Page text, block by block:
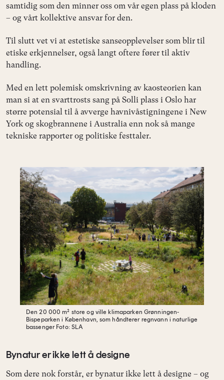
samtidig som den minner oss om vår egen plass på kloden
– og vårt kollektive ansvar for den.
Til slutt vet vi at estetiske sanseopplevelser som blir til
etiske erkjennelser, også langt oftere fører til aktiv
handling.
Med en lett polemisk omskrivning av kaosteorien kan
man si at en svarttrosts sang på Solli plass i Oslo har
større potensial til å avverge havnivåstigningene i New
York og skogbrannene i Australia enn nok så mange
tekniske rapporter og politiske festtaler.
Den 20 000 m² store og ville klimaparken Grønningen-
Bispeparken i København, som håndterer regnvann i naturlige
bassengerFoto: SLA
Bynatur er ikke lett å designe
Som dere nok forstår, er bynatur ikke lett å designe – og